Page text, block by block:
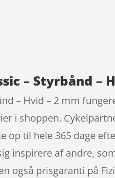
– Styrbånd –
– Hvid – 2 mm
i shoppen.
op til hele 365 dage
inspirere af andre,
også prisgaranti på